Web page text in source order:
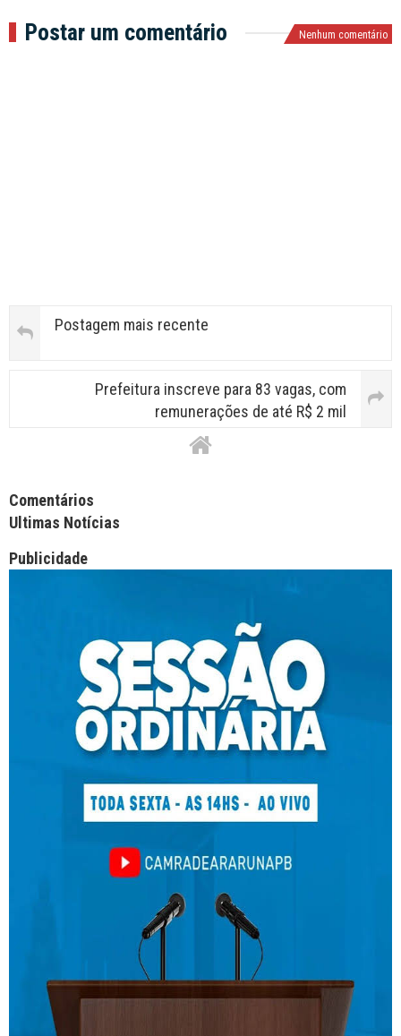
Postar um comentário Nenhum comentário
Postagem mais recente
Prefeitura inscreve para 83 vagas, com
remunerações de até R$ 2 mil
Facebook Comments APPID
Comentários
Ultimas Notícias
Publicidade